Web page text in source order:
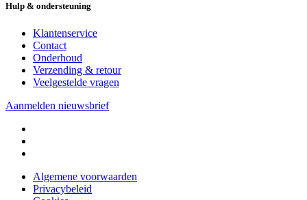
Hulp & ondersteuning
Klantenservice
Contact
Onderhoud
Verzending & retour
Veelgestelde vragen
Aanmelden nieuwsbrief
Algemene voorwaarden
Privacybeleid